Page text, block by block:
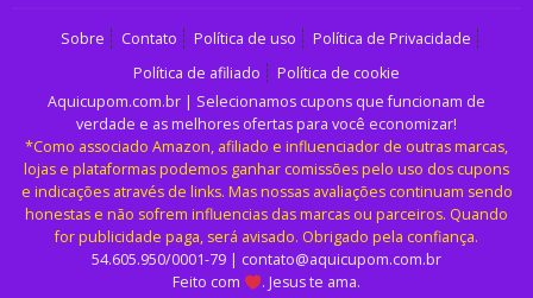
Sobre Contato Política de uso
Política de Privacidade
Política de afiliado
Política de cookie
Aquicupom.com.br | Selecionamos cupons que funcionam de
verdade e as melhores ofertas para você economizar!
*Como associado Amazon, afiliado e influenciador de outras marcas,
lojas e plataformas podemos ganhar comissões pelo uso dos cupons
e indicações através de links. Mas nossas avaliações continuam sendo
honestas e não sofrem influencias das marcas ou parceiros. Quando
for publicidade paga, será avisado. Obrigado pela confiança.
54.605.950/0001-79 | contato@aquicupom.com.br
Feito com
. Jesus te ama.